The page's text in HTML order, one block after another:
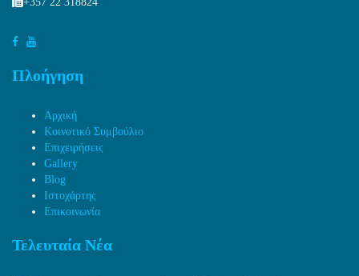
Πλοήγηση
Αρχική
Κοινοτικό Συμβούλιο
Επιχειρήσεις
Gallery
Blog
Ιστοχάρτης
Επικοινωνία
Τελευταία Νέα